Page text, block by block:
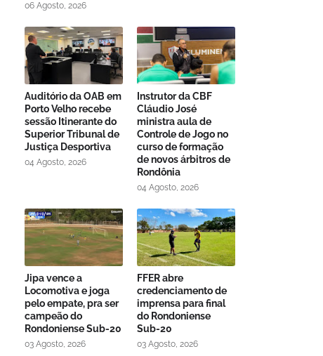
06 Agosto, 2026
Auditório da OAB em
Porto Velho recebe
sessão Itinerante do
Superior Tribunal de
Justiça Desportiva
04 Agosto, 2026
Instrutor da CBF
Cláudio José
ministra aula de
Controle de Jogo no
curso de formação
de novos árbitros de
Rondônia
04 Agosto, 2026
Jipa vence a
Locomotiva e joga
pelo empate, pra ser
campeão do
Rondoniense Sub-20
03 Agosto, 2026
FFER abre
credenciamento de
imprensa para final
do Rondoniense
Sub-20
03 Agosto, 2026